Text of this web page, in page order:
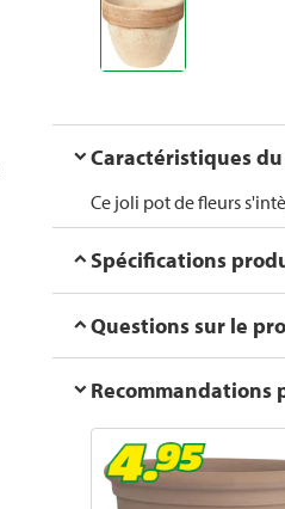
Caractéristiques
Ce joli pot de fleurs
Spécifications
Questions sur le
Recommandations